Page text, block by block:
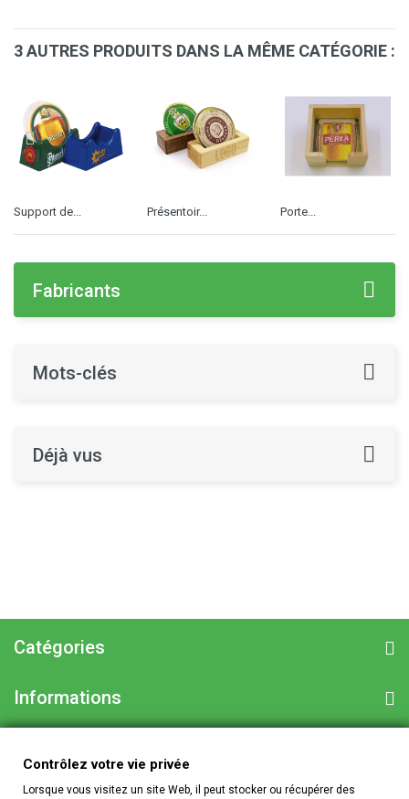
3 AUTRES PRODUITS DANS LA MÊME CATÉGORIE :
Support de... Présentoir... Porte...
Fabricants
Mots-clés
Déjà vus
Catégories
Informations
Informations sur votre boutique
Contrôlez votre vie privée
Lorsque vous visitez un site Web, il peut stocker ou récupérer des